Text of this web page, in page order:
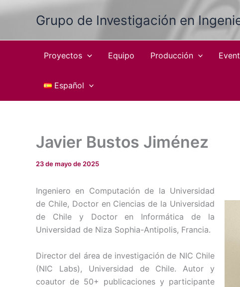
Grupo de Investigación en
Proyectos Equipo Producción
Español
Javier Bustos Jiménez
23 de mayo de 2025
Ingeniero en Computación de la Universidad
de Chile, Doctor en Ciencias de la Universidad
de Chile y Doctor en Informática de la
Universidad de Niza Sophia-Antipolis, Francia.
Director del área de investigación de NIC Chile
(NIC Labs), Universidad de Chile. Autor y
coautor de 50+ publicaciones y participante